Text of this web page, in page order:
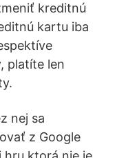
kreditnú
kartu iba
platíte len
nej sa
z Google